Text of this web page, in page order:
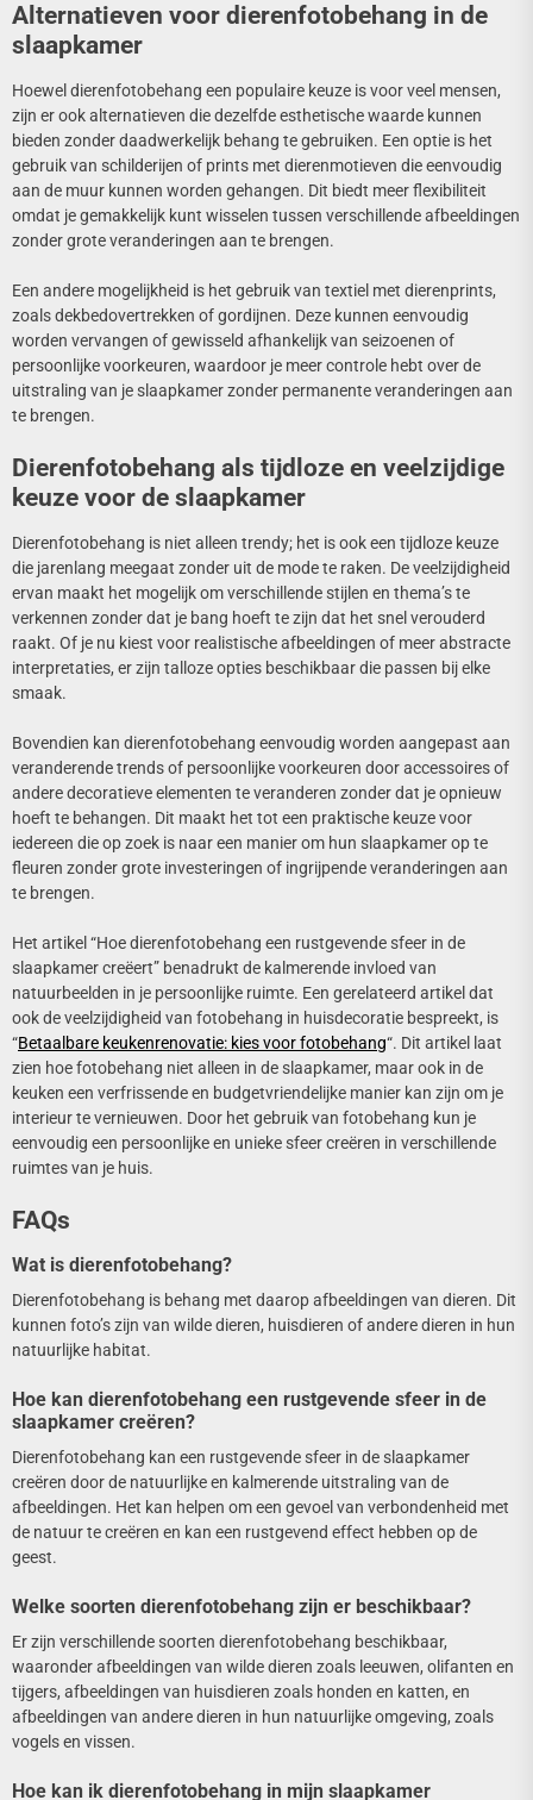
Alternatieven voor dierenfotobehang in de
slaapkamer
Hoewel dierenfotobehang een populaire keuze is voor veel mensen,
zijn er ook alternatieven die dezelfde esthetische waarde kunnen
bieden zonder daadwerkelijk behang te gebruiken. Een optie is het
gebruik van schilderijen of prints met dierenmotieven die eenvoudig
aan de muur kunnen worden gehangen. Dit biedt meer flexibiliteit
omdat je gemakkelijk kunt wisselen tussen verschillende afbeeldingen
zonder grote veranderingen aan te brengen.
Een andere mogelijkheid is het gebruik van textiel met dierenprints,
zoals dekbedovertrekken of gordijnen. Deze kunnen eenvoudig
worden vervangen of gewisseld afhankelijk van seizoenen of
persoonlijke voorkeuren, waardoor je meer controle hebt over de
uitstraling van je slaapkamer zonder permanente veranderingen aan
te brengen.
Dierenfotobehang als tijdloze en veelzijdige
keuze voor de slaapkamer
Dierenfotobehang is niet alleen trendy; het is ook een tijdloze keuze
die jarenlang meegaat zonder uit de mode te raken. De veelzijdigheid
ervan maakt het mogelijk om verschillende stijlen en thema’s te
verkennen zonder dat je bang hoeft te zijn dat het snel verouderd
raakt. Of je nu kiest voor realistische afbeeldingen of meer abstracte
interpretaties, er zijn talloze opties beschikbaar die passen bij elke
smaak.
Bovendien kan dierenfotobehang eenvoudig worden aangepast aan
veranderende trends of persoonlijke voorkeuren door accessoires of
andere decoratieve elementen te veranderen zonder dat je opnieuw
hoeft te behangen. Dit maakt het tot een praktische keuze voor
iedereen die op zoek is naar een manier om hun slaapkamer op te
fleuren zonder grote investeringen of ingrijpende veranderingen aan
te brengen.
Het artikel “Hoe dierenfotobehang een rustgevende sfeer in de
slaapkamer creëert” benadrukt de kalmerende invloed van
natuurbeelden in je persoonlijke ruimte. Een gerelateerd artikel dat
ook de veelzijdigheid van fotobehang in huisdecoratie bespreekt, is
“Betaalbare keukenrenovatie: kies voor fotobehang“. Dit artikel laat
zien hoe fotobehang niet alleen in de slaapkamer, maar ook in de
keuken een verfrissende en budgetvriendelijke manier kan zijn om je
interieur te vernieuwen. Door het gebruik van fotobehang kun je
eenvoudig een persoonlijke en unieke sfeer creëren in verschillende
ruimtes van je huis.
FAQs
Wat is dierenfotobehang?
Dierenfotobehang is behang met daarop afbeeldingen van dieren. Dit
kunnen foto’s zijn van wilde dieren, huisdieren of andere dieren in hun
natuurlijke habitat.
Hoe kan dierenfotobehang een rustgevende sfeer in de
slaapkamer creëren?
Dierenfotobehang kan een rustgevende sfeer in de slaapkamer
creëren door de natuurlijke en kalmerende uitstraling van de
afbeeldingen. Het kan helpen om een gevoel van verbondenheid met
de natuur te creëren en kan een rustgevend effect hebben op de
geest.
Welke soorten dierenfotobehang zijn er beschikbaar?
Er zijn verschillende soorten dierenfotobehang beschikbaar,
waaronder afbeeldingen van wilde dieren zoals leeuwen, olifanten en
tijgers, afbeeldingen van huisdieren zoals honden en katten, en
afbeeldingen van andere dieren in hun natuurlijke omgeving, zoals
vogels en vissen.
Hoe kan ik dierenfotobehang in mijn slaapkamer